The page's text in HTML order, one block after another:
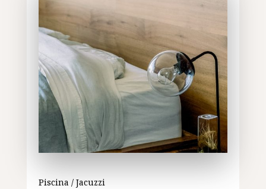
Piscina / Jacuzzi